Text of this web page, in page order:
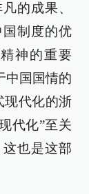
的成果、
制度的优
神的重要
中国国情的
现代化的浙
代化”至关
也是这部